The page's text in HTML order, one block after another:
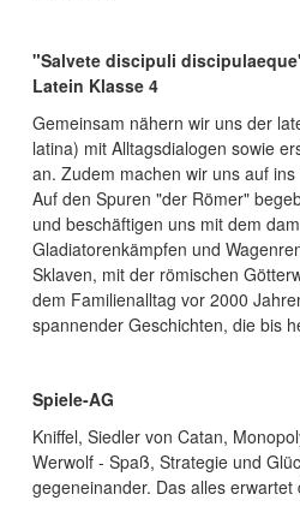
"Salvete discipuli
Latein Klasse 4
Gemeinsam nähern wir uns der
latina) mit Alltagsdialogen sowie
an. Zudem machen wir uns auf
Auf den Spuren "der Römer"
und beschäftigen uns mit dem
Gladiatorenkämpfen und
Sklaven, mit der römischen
dem Familienalltag vor 2000
spannender Geschichten, die bis
Spiele-AG
Kniffel, Siedler von Catan,
Werwolf - Spaß, Strategie und
gegeneinander. Das alles erwartet